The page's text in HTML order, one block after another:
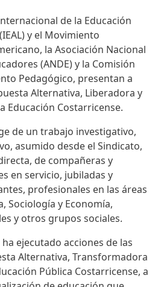
de la Educación
y el Movimiento
la Asociación Nacional
(ANDE) y la Comisión
Pedagógico, presentan a
Alternativa, Liberadora y
Educación Costarricense.
de un trabajo investigativo,
asumido desde el Sindicato,
de compañeras y
en servicio, jubiladas y
profesionales en las áreas
Sociología y Economía,
y otros grupos sociales.
ha ejecutado acciones de las
Alternativa, Transformadora
Pública Costarricense, a